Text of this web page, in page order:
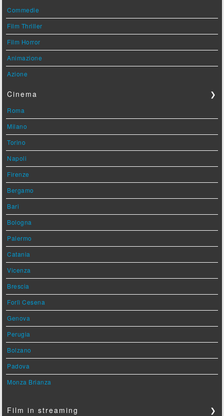
Commedie
Film Thriller
Film Horror
Animazione
Azione
Cinema ❯
Roma
Milano
Torino
Napoli
Firenze
Bergamo
Bari
Bologna
Palermo
Catania
Vicenza
Brescia
Forlì Cesena
Genova
Perugia
Bolzano
Padova
Monza Brianza
Film in streaming ❯